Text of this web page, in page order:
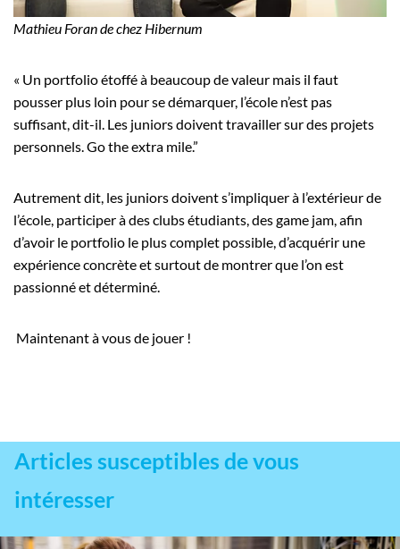
Mathieu Foran de chez Hibernum
« Un portfolio étoffé à beaucoup de valeur mais il faut
pousser plus loin pour se démarquer, l’école n’est pas
suffisant, dit-il. Les juniors doivent travailler sur des projets
personnels. Go the extra mile.”
Autrement dit, les juniors doivent s’impliquer à l’extérieur de
l’école, participer à des clubs étudiants, des game jam, afin
d’avoir le portfolio le plus complet possible, d’acquérir une
expérience concrète et surtout de montrer que l’on est
passionné et déterminé.
Maintenant à vous de jouer !
Articles susceptibles de vous
intéresser